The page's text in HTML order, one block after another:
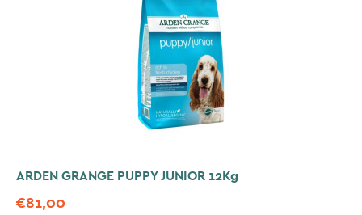
ARDEN GRANGE PUPPY JUNIOR 12Kg
€81,00